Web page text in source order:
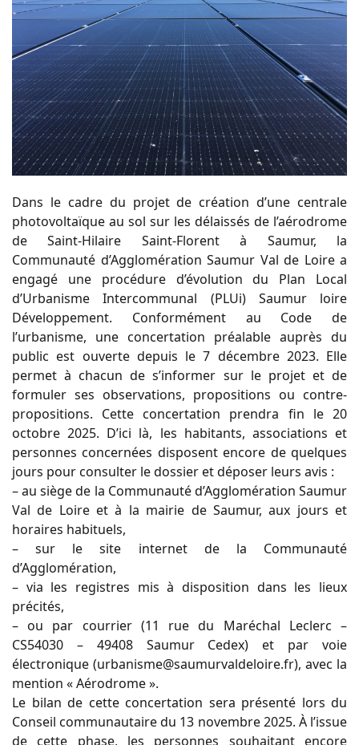
Dans le cadre du projet de création d’une centrale
photovoltaïque au sol sur les délaissés de l’aérodrome
de Saint-Hilaire Saint-Florent à Saumur, la
Communauté d’Agglomération Saumur Val de Loire a
engagé une procédure d’évolution du Plan Local
d’Urbanisme Intercommunal (PLUi) Saumur loire
Développement. Conformément au Code de
l’urbanisme, une concertation préalable auprès du
public est ouverte depuis le 7 décembre 2023. Elle
permet à chacun de s’informer sur le projet et de
formuler ses observations, propositions ou contre-
propositions. Cette concertation prendra fin le 20
octobre 2025. D’ici là, les habitants, associations et
personnes concernées disposent encore de quelques
jours pour consulter le dossier et déposer leurs avis :
– au siège de la Communauté d’Agglomération Saumur
Val de Loire et à la mairie de Saumur, aux jours et
horaires habituels,
– sur le site internet de la Communauté
d’Agglomération,
– via les registres mis à disposition dans les lieux
précités,
– ou par courrier (11 rue du Maréchal Leclerc –
CS54030 – 49408 Saumur Cedex) et par voie
électronique (urbanisme@saumurvaldeloire.fr), avec la
mention « Aérodrome ».
Le bilan de cette concertation sera présenté lors du
Conseil communautaire du 13 novembre 2025. À l’issue
de cette phase, les personnes souhaitant encore